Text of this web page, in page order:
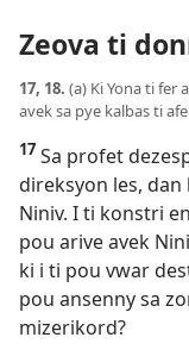
Zeova ti
17, 18. (a) Ki Yona ti fer
avek sa pye kalbas ti
17 Sa profet
direksyon les,
Niniv. I ti konstri
pou arive avek
ki i ti pou vwar
pou ansenny sa
mizerikord?